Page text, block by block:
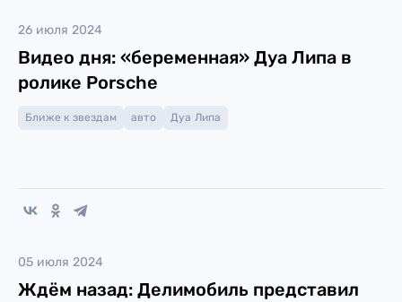
26 июля 2024
Видео дня: «беременная» Дуа Липа в
ролике Porsche
Ближе к звездам авто Дуа Липа
05 июля 2024
Ждём назад: Делимобиль представил